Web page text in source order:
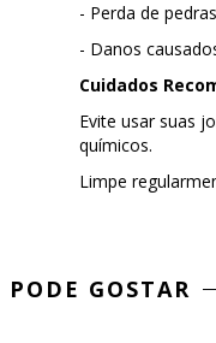
- Perda de pedras
- Danos
Cuidados
Evite usar suas
químicos.
Limpe
PODE GOSTAR